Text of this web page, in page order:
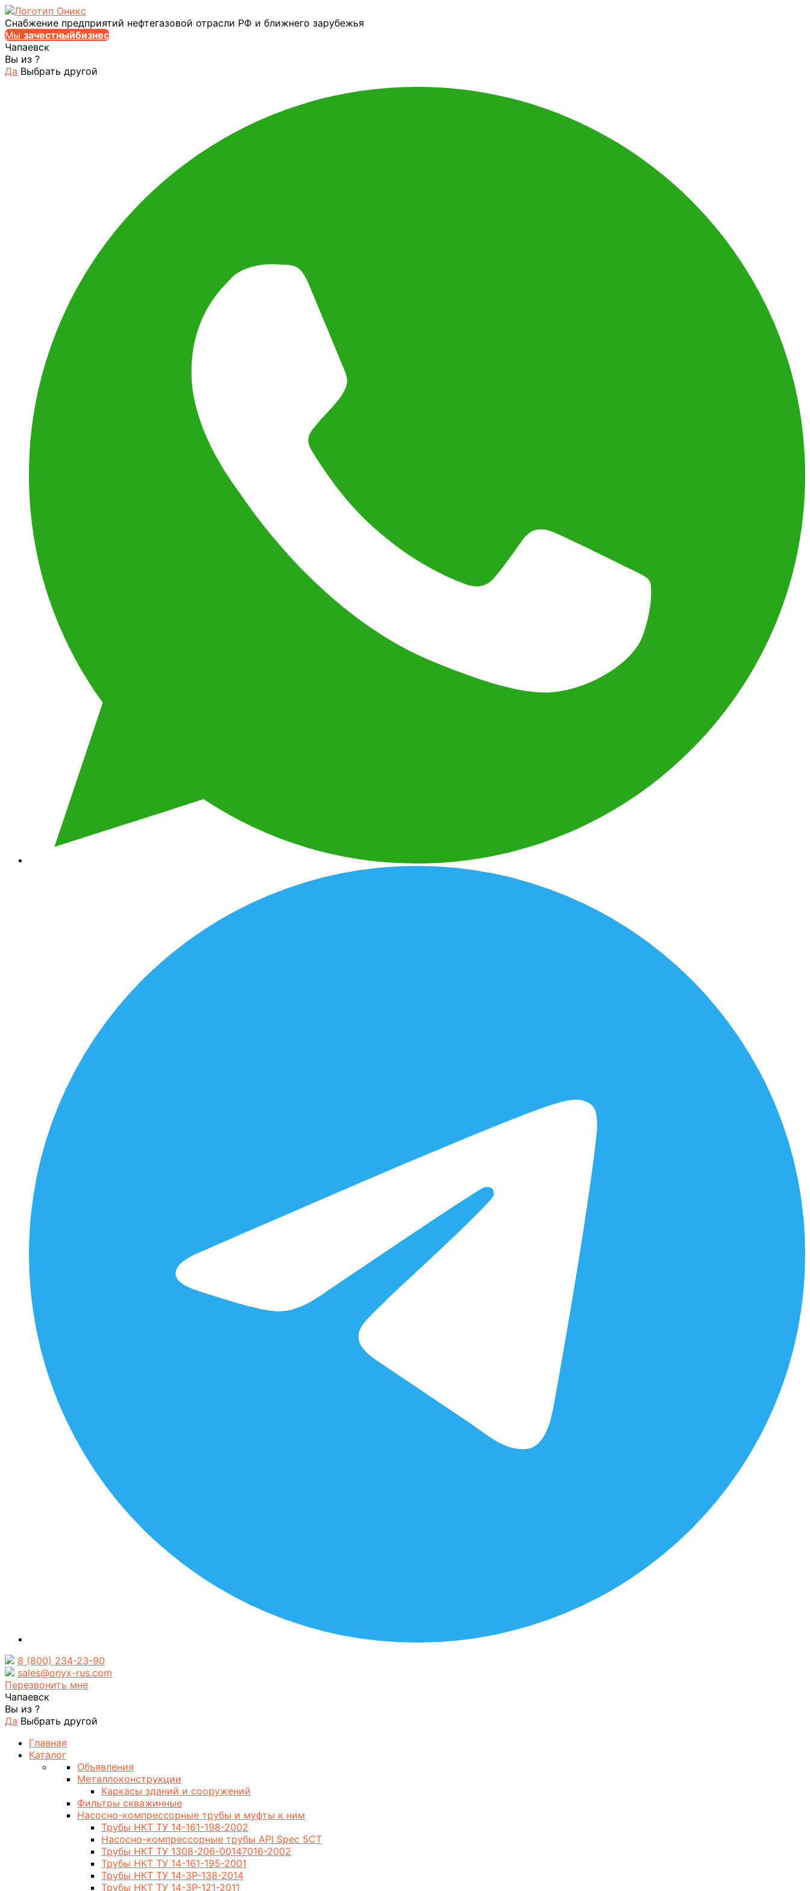
Снабжение предприятий нефтегазовой отрасли РФ и ближнего зарубежья
Мы зачестныйбизнес
Чапаевск
Вы из ?
Да Выбрать другой
8 (800) 234-23-90
sales@onyx-rus.com
Перезвонить мне
Чапаевск
Вы из ?
Да Выбрать другой
Главная
Каталог
Объявления
Металлоконструкции
Каркасы зданий и сооружений
Фильтры скважинные
Насосно-компрессорные трубы и муфты к ним
Трубы НКТ ТУ 14-161-198-2002
Насосно-компрессорные трубы API Spec 5CT
Трубы НКТ ТУ 1308-206-00147016-2002
Трубы НКТ ТУ 14-161-195-2001
Трубы НКТ ТУ 14-3Р-138-2014
Трубы НКТ ТУ 14-3Р-121-2011